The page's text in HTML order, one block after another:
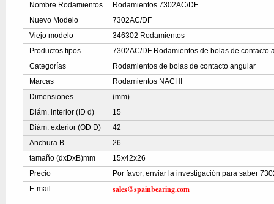
Nombre Rodamientos
Rodamientos 7302AC/DF
Nuevo Modelo
7302AC/DF
Viejo modelo
346302 Rodamientos
Productos tipos
7302AC/DF Rodamientos de bolas de contacto
Categorías
Rodamientos de bolas de contacto angular
Marcas
Rodamientos NACHI
Dimensiones
(mm)
Diám. interior (ID d)
15
Diám. exterior (OD D)
42
Anchura B
26
tamaño (dxDxB)mm
15x42x26
Precio
Por favor, enviar la investigación para saber
E-mail
sales@spainbearing.com